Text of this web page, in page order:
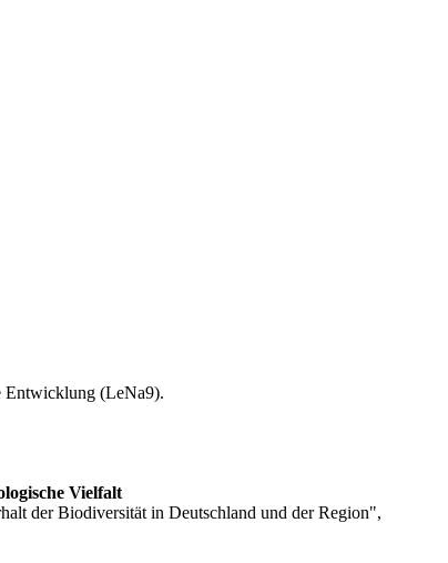
Entwicklung (LeNa9).
Vielfalt
der Biodiversität in Deutschland und der Region",